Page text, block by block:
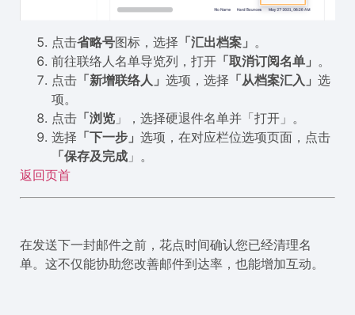
点击省略号图标，选择 「汇出档案」 。
前往联络人名单导览列，打开 「取消订阅名单」 。
点击 「新增联络人」 选项，选择 「从档案汇入」 选
项。
点击 「浏览 」，选择硬退件名单并「打开」。
选择 「下一步」 选项，在对应栏位选项页面，点击
「保存及完成 」。
返回页首
在发送下一封邮件之前，花点时间确认您已经清理名
单。这不仅能协助您改善邮件到达率，也能增加互动。